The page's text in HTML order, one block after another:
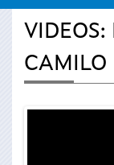
Se
usted
VIDEOS:
CAMILO